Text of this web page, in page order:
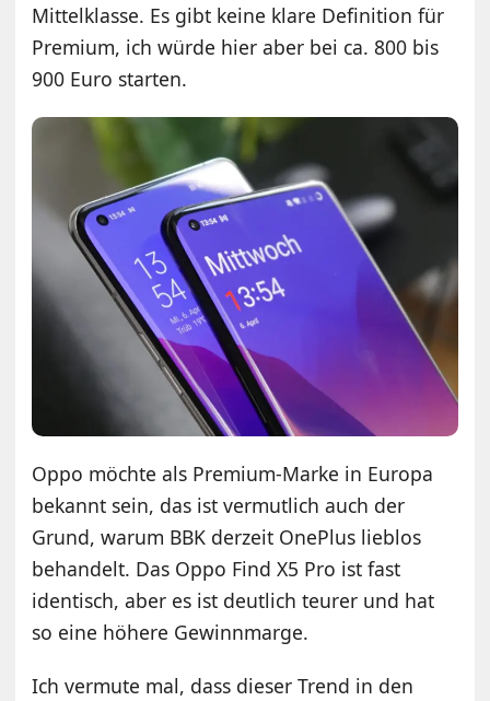
Mittelklasse. Es gibt keine klare Definition für
Premium, ich würde hier aber bei ca. 800 bis
900 Euro starten.
Oppo möchte als Premium-Marke in Europa
bekannt sein, das ist vermutlich auch der
Grund, warum BBK derzeit OnePlus lieblos
behandelt. Das Oppo Find X5 Pro ist fast
identisch, aber es ist deutlich teurer und hat
so eine höhere Gewinnmarge.
Ich vermute mal, dass dieser Trend in den